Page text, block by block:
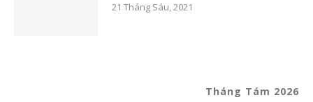
21 Tháng Sáu, 2021
Tháng Tám 2026